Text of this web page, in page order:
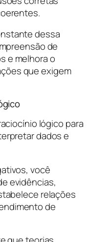
dessa
de
e melhora o
que exigem
lógico para
dados e
você
evidências,
relações
de